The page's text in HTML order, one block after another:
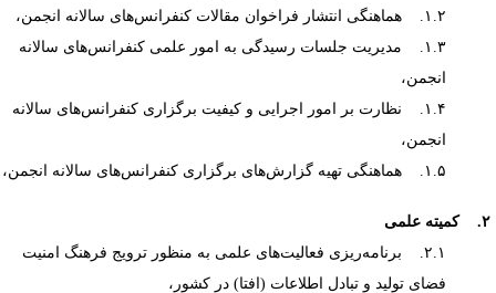
۱.۲. هماهنگی انتشار فراخوان‌ مقالات کنفرانس‌های سالانه انجمن،
۱.۳. مدیریت جلسات رسیدگی به امور علمی کنفرانس‌های سالانه
انجمن،
۱.۴. نظارت بر امور اجرایی و کیفیت برگزاری کنفرانس‌های سالانه
انجمن،
۱.۵. هماهنگی تهیه گزارش‌های برگزاری کنفرانس‌های سالانه انجمن،
۲.۱. برنامه‌ریزی فعالیت‌های علمی به منظور ترویج فرهنگ امنیت
فضای تولید و تبادل اطلاعات (افتا) در کشور،